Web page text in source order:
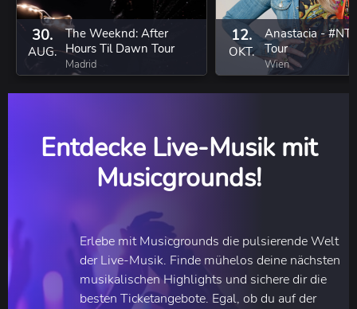
30.
AUG.
The Weeknd: After
Hours Til Dawn Tour
Madrid
12.
OKT.
Anastacia -
Tour
Wien
Entdecke Live-Musik mit
Musicgrounds!
Erlebe mit Musicgrounds die pulsierende Welt
der Live-Musik. Finde mühelos deine nächsten
musikalischen Highlights und sichere dir die
besten Ticketangebote. Egal, ob du auf der